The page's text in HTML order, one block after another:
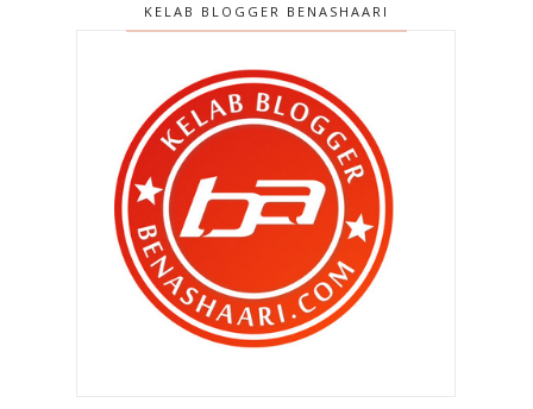
►Ogos 2015(63)
Jun 2015(89)
▼ Mei 2015 (105)
Qhaliff meraung di Genting Highand
, kenapa ??
Bila Taman Tema Genting Highland..
Tergugatkah aku ?
Akhirnya , 100 ribu !!
KELAB BLOGGER BENASHAARI